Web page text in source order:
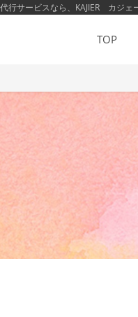
行サービスなら、KAJIER カジェ
TOP